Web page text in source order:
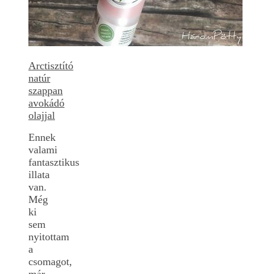
Arctisztító
natúr
szappan
avokádó
olajjal
Ennek
valami
fantasztikus
illata
van.
Még
ki
sem
nyitottam
a
csomagot,